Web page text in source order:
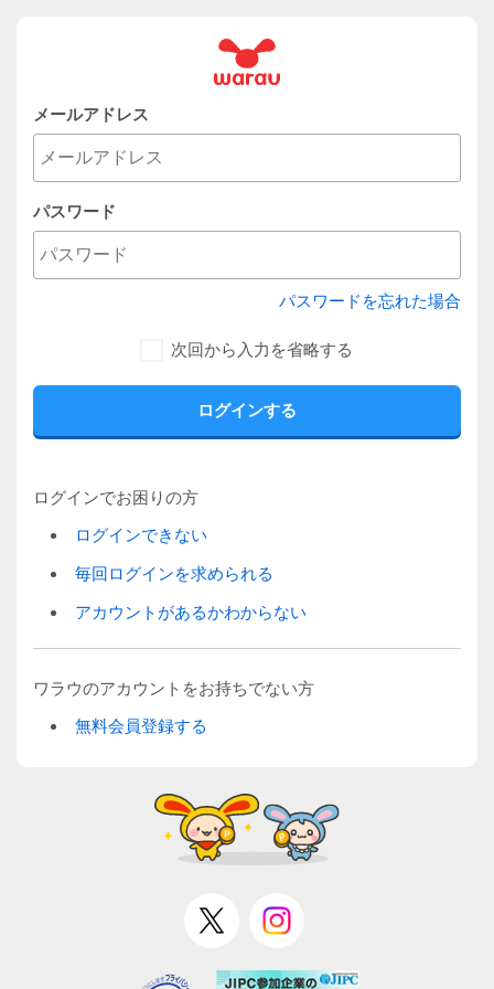
メールアドレス
パスワード
パスワードを忘れた場合
次回から入力を省略する
ログインでお困りの方
ログインできない
毎回ログインを求められる
アカウントがあるかわからない
ワラウのアカウントをお持ちでない方
無料会員登録する